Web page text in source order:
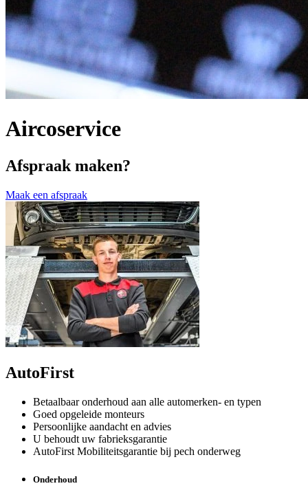
Aircoservice
Afspraak maken?
Maak een afspraak
AutoFirst
Betaalbaar onderhoud aan alle automerken- en typen
Goed opgeleide monteurs
Persoonlijke aandacht en advies
U behoudt uw fabrieksgarantie
AutoFirst Mobiliteitsgarantie bij pech onderweg
Onderhoud